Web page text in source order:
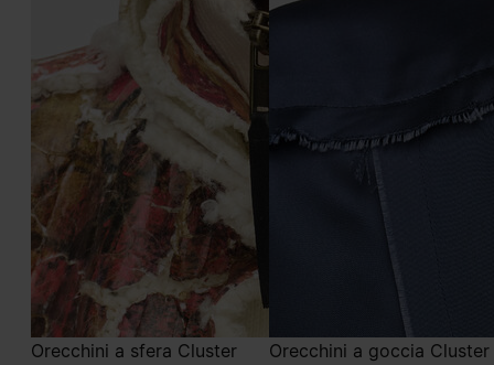
Orecchini a sfera Cluster
Orecchini a goccia Cluster